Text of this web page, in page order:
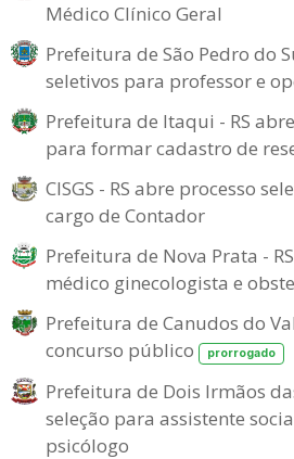
Médico Clínico Geral
Prefeitura de São Pedro do
seletivos para professor e
Prefeitura de Itaqui - RS
para formar cadastro de
CISGS - RS abre processo
cargo de Contador
Prefeitura de Nova Prata -
médico ginecologista e
Prefeitura de Canudos do
concurso público
prorrogado
Prefeitura de Dois Irmãos
seleção para assistente
psicólogo